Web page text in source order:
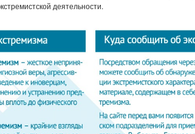
деятельности.